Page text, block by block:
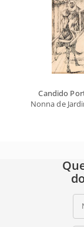
Candido
Nonna de